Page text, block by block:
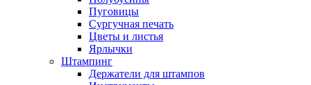
Пуговицы
Сургучная печать
Цветы и листья
Ярлычки
Штампинг
Держатели для штампов